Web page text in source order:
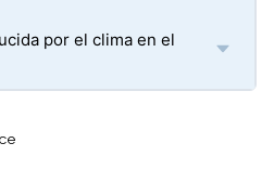
por el clima en el